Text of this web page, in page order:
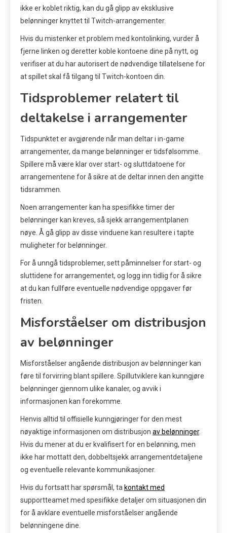
ikke er koblet riktig, kan du gå glipp av eksklusive
belønninger knyttet til Twitch-arrangementer.
Hvis du mistenker et problem med kontolinking, vurder å
fjerne linken og deretter koble kontoene dine på nytt, og
verifiser at du har autorisert de nødvendige tillatelsene for
at spillet skal få tilgang til Twitch-kontoen din.
Tidsproblemer relatert til
deltakelse i arrangementer
Tidspunktet er avgjørende når man deltar i in-game
arrangementer, da mange belønninger er tidsfølsomme.
Spillere må være klar over start- og sluttdatoene for
arrangementene for å sikre at de deltar innen den angitte
tidsrammen.
Noen arrangementer kan ha spesifikke timer der
belønninger kan kreves, så sjekk arrangementplanen
nøye. Å gå glipp av disse vinduene kan resultere i tapte
muligheter for belønninger.
For å unngå tidsproblemer, sett påminnelser for start- og
sluttidene for arrangementet, og logg inn tidlig for å sikre
at du kan fullføre eventuelle nødvendige oppgaver før
fristen.
Misforståelser om distribusjon
av belønninger
Misforståelser angående distribusjon av belønninger kan
føre til forvirring blant spillere. Spillutviklere kan kunngjøre
belønninger gjennom ulike kanaler, og avvik i
informasjonen kan forekomme.
Henvis alltid til offisielle kunngjøringer for den mest
nøyaktige informasjonen om distribusjon av belønninger.
Hvis du mener at du er kvalifisert for en belønning, men
ikke har mottatt den, dobbeltsjekk arrangementdetaljene
og eventuelle relevante kommunikasjoner.
Hvis du fortsatt har spørsmål, ta kontakt med
supportteamet med spesifikke detaljer om situasjonen din
for å avklare eventuelle misforståelser angående
belønningene dine.